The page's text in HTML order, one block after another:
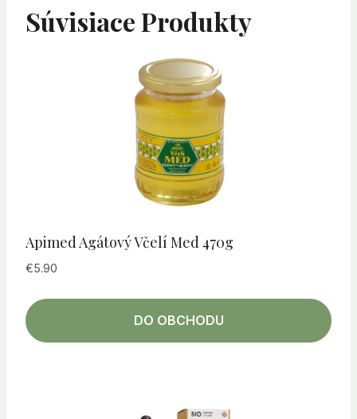
Súvisiace Produkty
Apimed Agátový Včelí Med 470g
€5.90
DO OBCHODU